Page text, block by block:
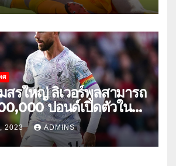
ศ
สรใหญ่ ลิเวอร์พูลสามารถ
ปอนด์เปิดตัวใน
มิตรนัดแรกของฤดูร้อน
2023 ADMINS